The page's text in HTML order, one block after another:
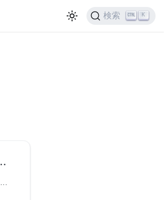
検索 K
前ページではオブジェクトの浅いコピーについて語りました。